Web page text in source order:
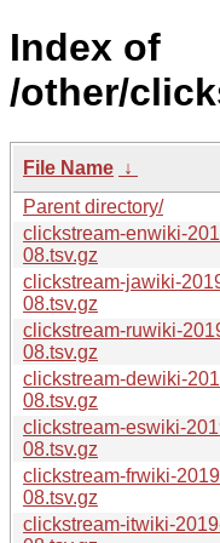
Index of
/other/
File Name ↓
Parent directory/
clickstream-enwiki-
08.tsv.gz
clickstream-jawiki-
08.tsv.gz
clickstream-ruwiki-
08.tsv.gz
clickstream-dewiki-
08.tsv.gz
clickstream-eswiki-
08.tsv.gz
clickstream-frwiki-
08.tsv.gz
clickstream-itwiki-